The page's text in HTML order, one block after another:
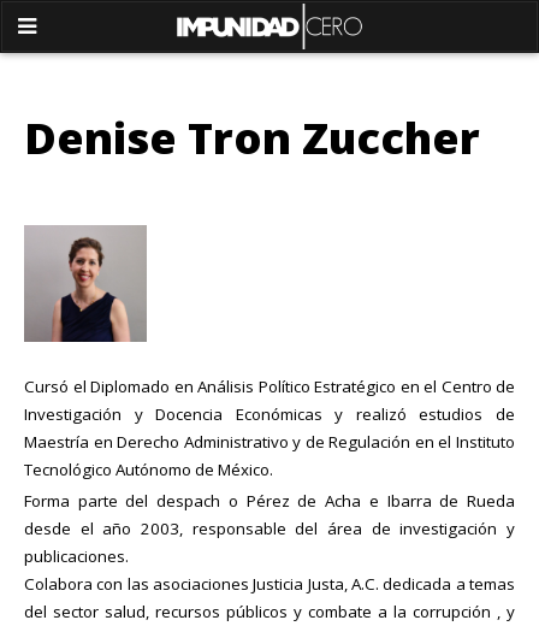
Denise Tron Zuccher
Cursó el Diplomado en Análisis Político Estratégico en el Centro de
Investigación y Docencia Económicas y realizó estudios de
Maestría en Derecho Administrativo y de Regulación en el Instituto
Tecnológico Autónomo de México.
Forma parte del despach o Pérez de Acha e Ibarra de Rueda
desde el año 2003, responsable del área de investigación y
publicaciones.
Colabora con las asociaciones Justicia Justa, A.C. dedicada a temas
del sector salud, recursos públicos y combate a la corrupción , y